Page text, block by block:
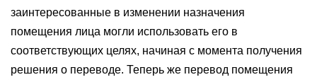
заинтересованные в изменении назначения
помещения лица могли использовать его в
соответствующих целях, начиная с момента получения
решения о переводе. Теперь же перевод помещения